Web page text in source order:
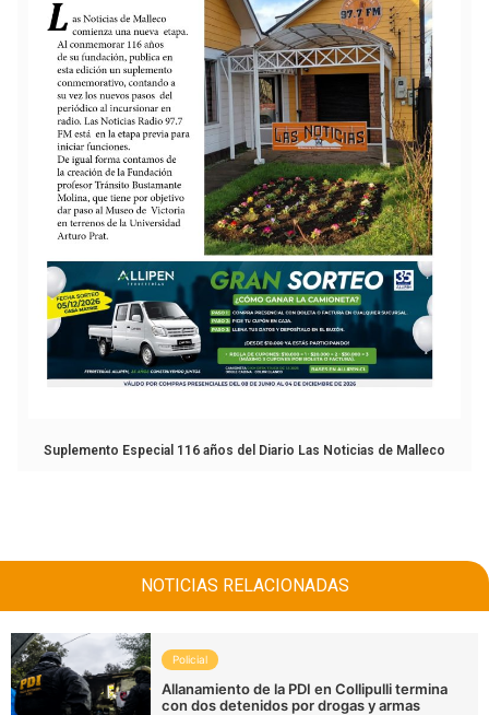
Suplemento Especial 116 años del Diario Las Noticias de Malleco
NOTICIAS RELACIONADAS
Policial
Allanamiento de la PDI en Collipulli termina
con dos detenidos por drogas y armas